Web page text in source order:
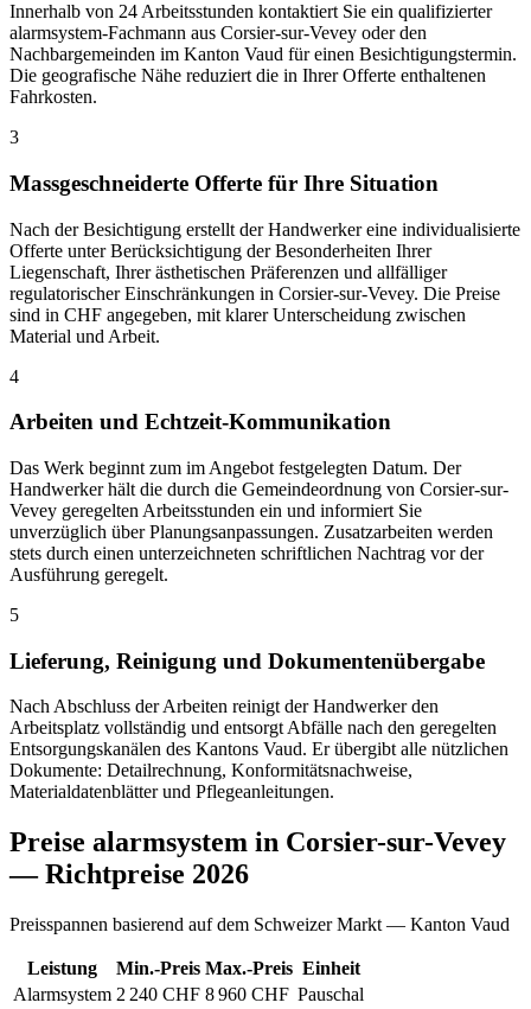
Innerhalb von 24 Arbeitsstunden kontaktiert Sie ein qualifizierter
alarmsystem-Fachmann aus Corsier-sur-Vevey oder den
Nachbargemeinden im Kanton Vaud für einen Besichtigungstermin.
Die geografische Nähe reduziert die in Ihrer Offerte enthaltenen
Fahrkosten.
3
Massgeschneiderte Offerte für Ihre Situation
Nach der Besichtigung erstellt der Handwerker eine individualisierte
Offerte unter Berücksichtigung der Besonderheiten Ihrer
Liegenschaft, Ihrer ästhetischen Präferenzen und allfälliger
regulatorischer Einschränkungen in Corsier-sur-Vevey. Die Preise
sind in CHF angegeben, mit klarer Unterscheidung zwischen
Material und Arbeit.
4
Arbeiten und Echtzeit-Kommunikation
Das Werk beginnt zum im Angebot festgelegten Datum. Der
Handwerker hält die durch die Gemeindeordnung von Corsier-sur-
Vevey geregelten Arbeitsstunden ein und informiert Sie
unverzüglich über Planungsanpassungen. Zusatzarbeiten werden
stets durch einen unterzeichneten schriftlichen Nachtrag vor der
Ausführung geregelt.
5
Lieferung, Reinigung und Dokumentenübergabe
Nach Abschluss der Arbeiten reinigt der Handwerker den
Arbeitsplatz vollständig und entsorgt Abfälle nach den geregelten
Entsorgungskanälen des Kantons Vaud. Er übergibt alle nützlichen
Dokumente: Detailrechnung, Konformitätsnachweise,
Materialdatenblätter und Pflegeanleitungen.
Preise alarmsystem in Corsier-sur-Vevey
— Richtpreise 2026
Preisspannen basierend auf dem Schweizer Markt — Kanton Vaud
Leistung Min.-Preis Max.-Preis Einheit
Alarmsystem 2 240 CHF 8 960 CHF Pauschal